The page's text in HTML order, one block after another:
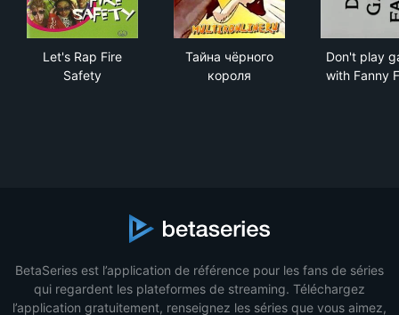
Let's Rap Fire
Safety
Тайна чёрного
короля
Don't play
with Fanny
BetaSeries est l’application de référence pour les fans de séries
qui regardent les plateformes de streaming. Téléchargez
l’application gratuitement, renseignez les séries que vous aimez,